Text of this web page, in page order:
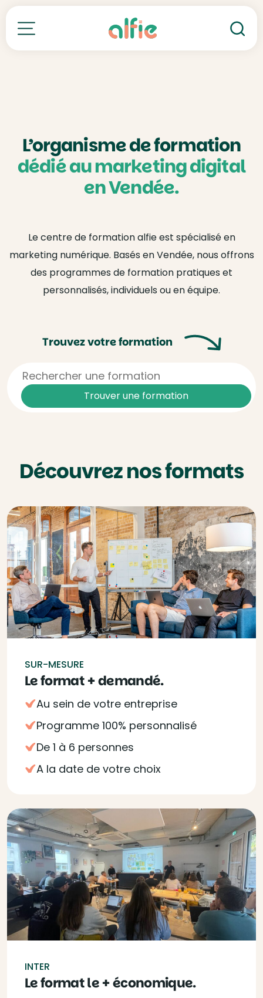
Toutes nos formations
L’organisme de formation
dédié au marketing digital
en Vendée.
Le centre de formation alfie est spécialisé en
marketing numérique. Basés en Vendée, nous offrons
des programmes de formation pratiques et
personnalisés, individuels ou en équipe.
Trouvez votre formation
Trouverune formation
Découvrez nos formats
SUR-MESURE
Le format + demandé.
Au sein de votre entreprise
Programme 100% personnalisé
De 1 à 6 personnes
A la date de votre choix
INTER
Le format le + économique.